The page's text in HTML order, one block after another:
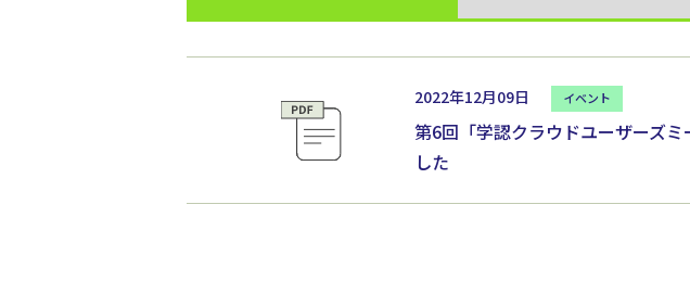
2022年12月09日
第6回「学認クラウドユーザーズ
した